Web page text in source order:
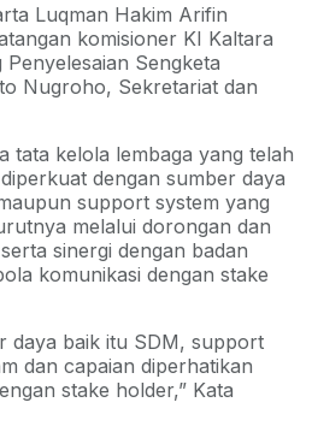
Luqman Hakim Arifin
komisioner KI Kaltara
Penyelesaian Sengketa
Nugroho, Sekretariat dan
tata kelola lembaga yang telah
dengan sumber daya
support system yang
melalui dorongan dan
sinergi dengan badan
komunikasi dengan stake
daya baik itu SDM, support
dan capaian diperhatikan
stake holder,” Kata